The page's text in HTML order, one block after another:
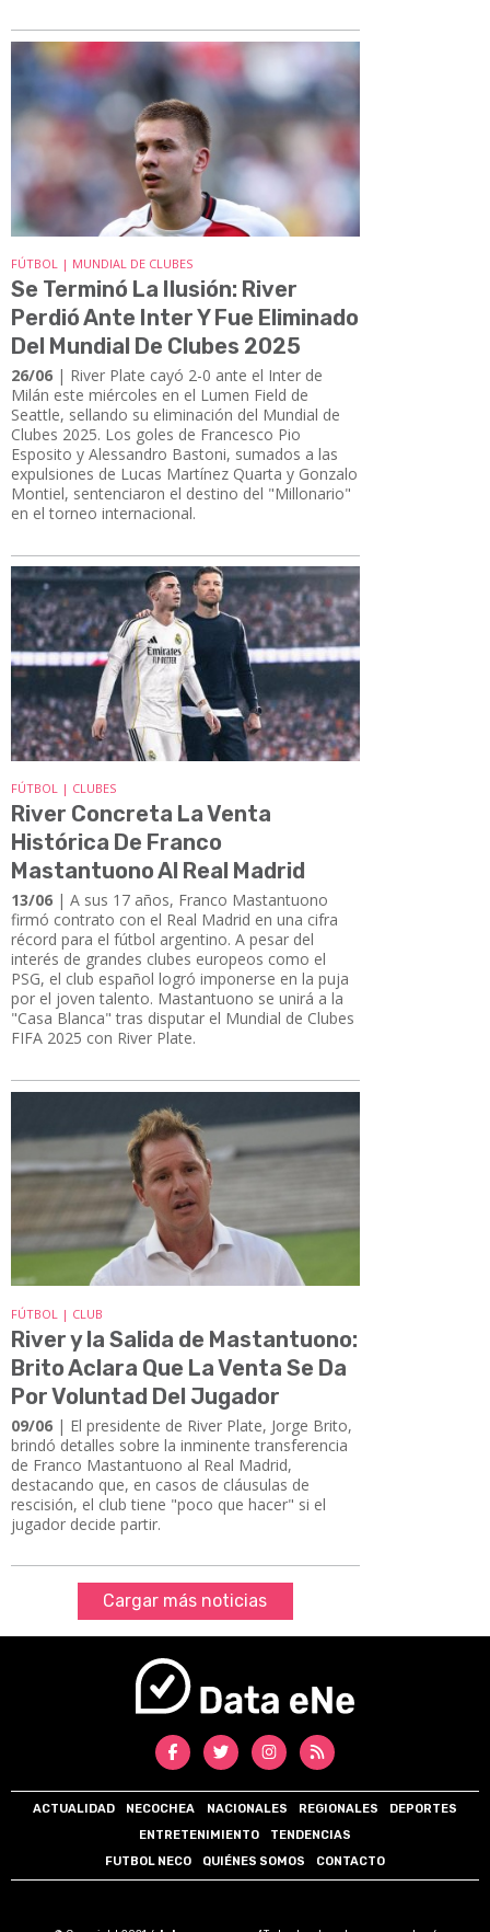
FÚTBOL | MUNDIAL DE CLUBES
Se Terminó La Ilusión: River
Perdió Ante Inter Y Fue Eliminado
Del Mundial De Clubes 2025
26/06 | River Plate cayó 2-0 ante el Inter de
Milán este miércoles en el Lumen Field de
Seattle, sellando su eliminación del Mundial de
Clubes 2025. Los goles de Francesco Pio
Esposito y Alessandro Bastoni, sumados a las
expulsiones de Lucas Martínez Quarta y Gonzalo
Montiel, sentenciaron el destino del "Millonario"
en el torneo internacional.
FÚTBOL | CLUBES
River Concreta La Venta
Histórica De Franco
Mastantuono Al Real Madrid
13/06 | ​​​​​​​A sus 17 años, Franco Mastantuono
firmó contrato con el Real Madrid en una cifra
récord para el fútbol argentino. A pesar del
interés de grandes clubes europeos como el
PSG, el club español logró imponerse en la puja
por el joven talento. Mastantuono se unirá a la
"Casa Blanca" tras disputar el Mundial de Clubes
FIFA 2025 con River Plate.
FÚTBOL | CLUB
River y la Salida de Mastantuono:
Brito Aclara Que La Venta Se Da
Por Voluntad Del Jugador
09/06 | ​​​​​​​El presidente de River Plate, Jorge Brito,
brindó detalles sobre la inminente transferencia
de Franco Mastantuono al Real Madrid,
destacando que, en casos de cláusulas de
rescisión, el club tiene "poco que hacer" si el
jugador decide partir.
Cargar más noticias
ACTUALIDAD NECOCHEA NACIONALES REGIONALES
DEPORTES
ENTRETENIMIENTO
TENDENCIAS
FUTBOL NECO
QUIÉNES SOMOS CONTACTO